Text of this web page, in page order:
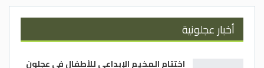
أخبار عجلونية
اختتام المخيم الإبداعي للأطفال في عجلون